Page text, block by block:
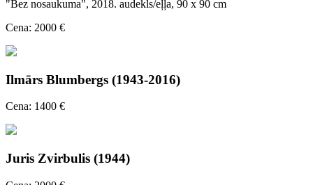
"Bez nosaukuma", 2018. audekls/eļļa, 90 x 90 cm
Cena: 2000 €
Ilmārs Blumbergs (1943-2016)
Cena: 1400 €
Juris Zvirbulis (1944)